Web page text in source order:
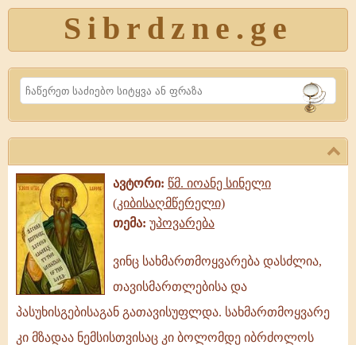
Sibrdzne.ge
Search
ავტორი: წმ. იოანე სინელი
(კიბისაღმწერელი)
თემა: უპოვარება
ვინც
სახმართმოყვარება
დასძლია,
თავისმართლებისა
ვინც სახმართმოყვარება დასძლია,
თავისმართლებისა და
პასუხისგებისაგან გათავისუფლდა. სახმართმოყვარე
კი მზადაა ნემსისთვისაც კი ბოლომდე იბრძოლოს